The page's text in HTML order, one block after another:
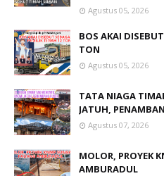
Agustus 05, 2026
BOS AKAI
TON
Agustus 05, 2026
TATA NIAGA
JATUH,
Agustus 07, 2026
MOLOR, PROYEK
AMBURADUL